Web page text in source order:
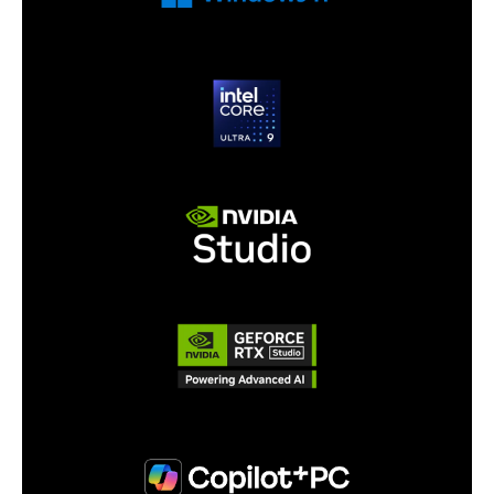
Intel Killer Wi-Fi 7 omogućuje najbržu,
USB-C portovi pružaju profesionalne
mogućnosti spajanja, podršku za vanjske
monitore i brži prijenos podataka, dok MicroSD
čitač kartica olakšava rad kreatorima.
Triton 14 AI dolazi s vapor chamber
tankom profilu. To omogućuje zadržavanje
visokih performansi čak i pri dugotrajnim
opterećenjima, čineći ovaj prijenosnik
nevjerojatno stabilnim i tihim.
RGB tipkovnica s per-key osvjetljenjem
omogućuje personalizaciju izgleda, dok haptic